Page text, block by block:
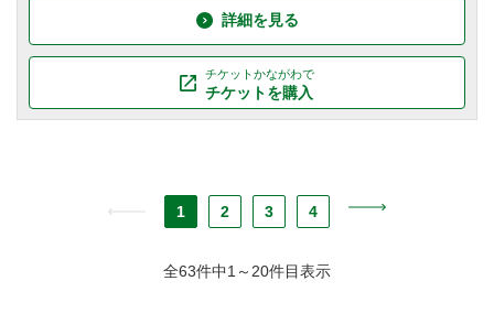
詳細を見る
チケットかながわで
チケットを購入
1 2 3 4
全63件中1～20件目表示